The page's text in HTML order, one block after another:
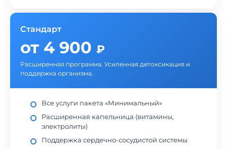
Стандарт
от 4 900 ₽
Расширенная программа. Усиленная детоксикация и
поддержка организма.
Все услуги пакета «Минимальный»
Расширенная капельница (витамины,
электролиты)
Поддержка сердечно-сосудистой системы